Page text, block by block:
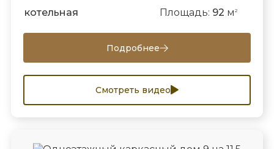
котельная
Площадь: 92 м 2
Подробнее
Смотреть видео